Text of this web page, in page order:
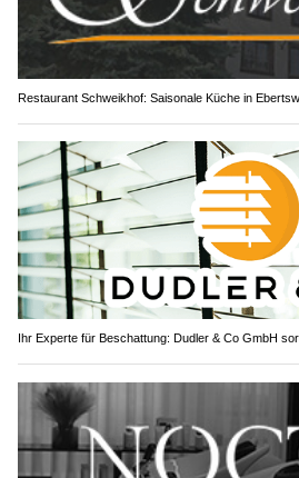
Restaurant Schweikhof: Saisonale Küche in
Ihr Experte für Beschattung: Dudler & Co GmbH